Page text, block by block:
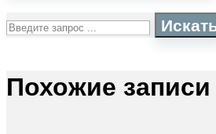
Похожие записи